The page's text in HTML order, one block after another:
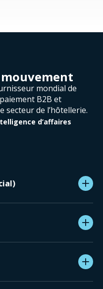
mondial de
B2B et
secteur de l’hôtellerie.
d’affaires